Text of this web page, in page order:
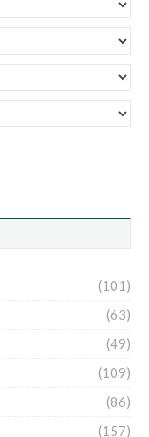
(101)
(63)
(49)
(109)
(86)
(157)